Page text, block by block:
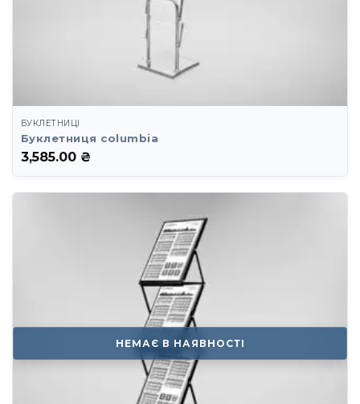
БУКЛЕТНИЦІ
Буклетниця columbia
3,585.00 ₴
НЕМАЄ В НАЯВНОСТІ